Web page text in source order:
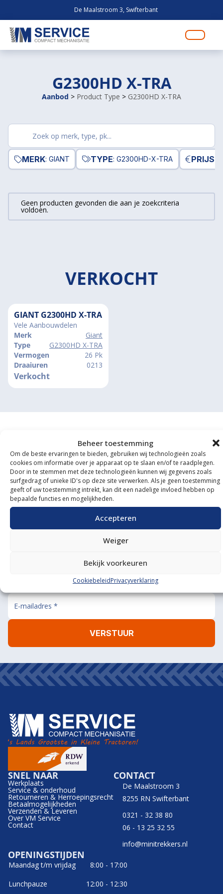
Beheer toestemming
Om de beste ervaringen te bieden, gebruiken wij technologieën zoals
cookies om informatie over je apparaat op te slaan en/of te raadplegen.
Door in te stemmen met deze technologieën kunnen wij gegevens zoals
surfgedrag of unieke ID's op deze site verwerken. Als je geen toestemming
geeft of uw toestemming intrekt, kan dit een nadelige invloed hebben op
bepaalde functies en mogelijkheden.
Accepteren
Weiger
Bekijk voorkeuren
CookiebeleidPrivacyverklaring
De Maalstroom 3, Swifterbant
G2300HD X-TRA
Aanbod > Product Type > G2300HD X-TRA
producten
MERK: GIANT TYPE: G2300HD-X-TRA PRIJS
Geen producten gevonden die aan je zoekcriteria
voldoen.
VERKOCHT
GIANT G2300HD X-TRA
Vele Aanbouwdelen
Merk
Giant
Type
G2300HD X-TRA
Vermogen
26 Pk
Draaiuren
0213
Verkocht
Onze showroom
bezoeken?
De koffie staat klaar!
Aanmelden nieuwsbrief
SNEL NAAR
Werkplaats
Service & onderhoud
Retourneren & Herroepingsrecht
Betaalmogelijkheden
Verzenden & Leveren
Over VM Service
Contact
CONTACT
De Maalstroom 3
8255 RN Swifterbant
0321 - 32 38 80
06 - 13 25 32 55
info@minitrekkers.nl
OPENINGSTIJDEN
Maandag t/m vrijdag
8:00 - 17:00
Lunchpauze
12:00 - 12:30